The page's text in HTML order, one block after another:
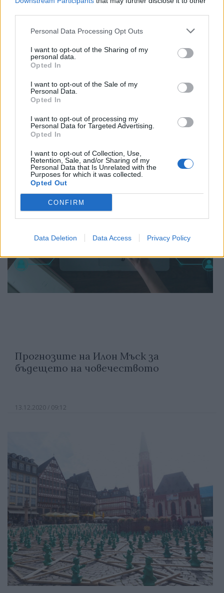
Personal Data Processing Opt Outs
I want to opt-out of the Sharing of my
personal data.
Opted In
I want to opt-out of the Sale of my
Personal Data.
Opted In
I want to opt-out of processing my
Personal Data for Targeted Advertising.
Opted In
I want to opt-out of Collection, Use,
Retention, Sale, and/or Sharing of my
Personal Data that Is Unrelated with the
Purposes for which it was collected.
Opted Out
CONFIRM
Data Deletion Data Access Privacy Policy
Реклама
НАЙ-ЧЕТЕНО ОТ СМАРТ ДОМОВЕ
Прогнозите на Илон Мъск за
бъдещето на човечеството
13.12.2020 / 09:12